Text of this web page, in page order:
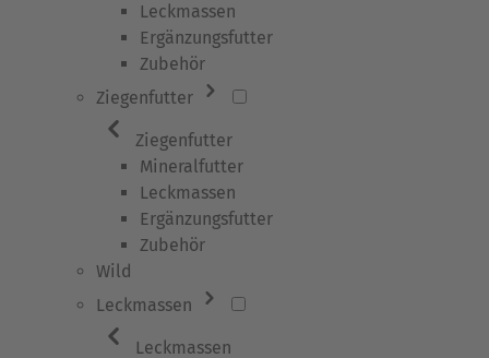
Leckmassen
Ergänzungsfutter
Zubehör
Ziegenfutter
Ziegenfutter
Mineralfutter
Leckmassen
Ergänzungsfutter
Zubehör
Wild
Leckmassen
Leckmassen